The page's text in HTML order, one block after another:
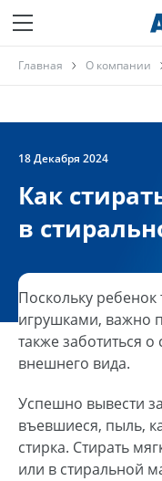
Главная О компании
18 Декабря 2024
Как
в
Поскольку ребенок
игрушками, важно
также заботиться о
внешнего вида.
Успешно вывести
въевшиеся, пыль,
стирка. Стирать
или в стиральной